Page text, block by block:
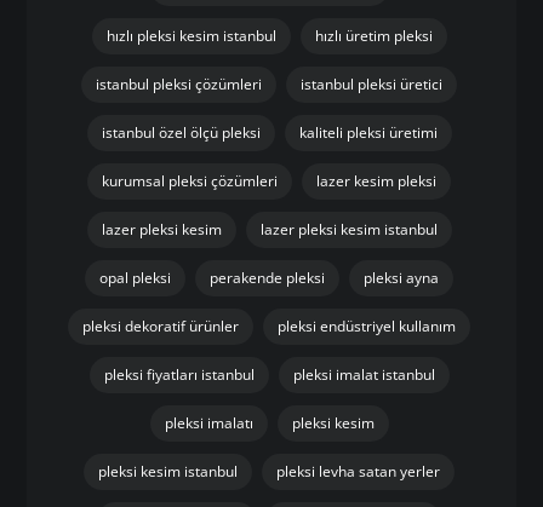
hızlı pleksi kesim istanbul hızlı üretim pleksi
istanbul pleksi çözümleri istanbul pleksi üretici
istanbul özel ölçü pleksi kaliteli pleksi üretimi
kurumsal pleksi çözümleri lazer kesim pleksi
lazer pleksi kesim lazer pleksi kesim istanbul
opal pleksi perakende pleksi pleksi ayna
pleksi dekoratif ürünler pleksi endüstriyel kullanım
pleksi fiyatları istanbul pleksi imalat istanbul
pleksi imalatı pleksi kesim
pleksi kesim istanbul pleksi levha satan yerler